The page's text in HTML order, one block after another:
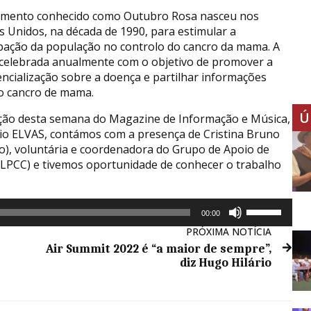
conhecido como Outubro Rosa nasceu nos
Unidos, na década de 1990, para estimular a
da população no controlo do cancro da mama. A
anualmente com o objetivo de promover a
sobre a doença e partilhar informações
cancro de mama.
desta semana do Magazine de Informação e Música,
ELVAS, contámos com a presença de Cristina Bruno
voluntária e coordenadora do Grupo de Apoio de
e tivemos oportunidade de conhecer o trabalho
00:00
setas
cima/baixo
para
aumentar
PRÓXIMA NOTÍCIA
Air Summit 2022 é “a maior de sempre”,
diz Hugo Hilário